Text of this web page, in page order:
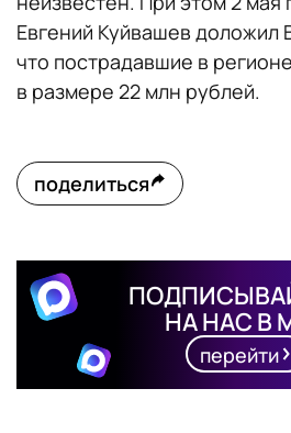
Евгений Куйвашев доложил
что пострадавшие в
в размере 22 млн рублей.
поделиться
НА НАС В
перейти